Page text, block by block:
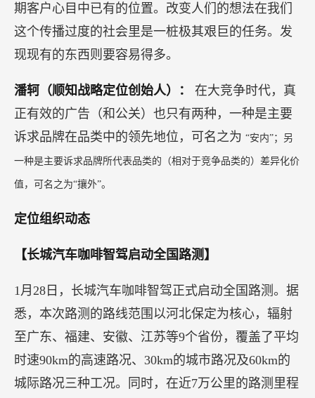
期客户心目中已有的位置。改变人们的想法在我们
这个传播过度的社会里是一桩极其艰巨的任务。发
现现有的东西则要容易得多。
潘轲（顺知战略定位创始人）： 在大竞争时代，真
正有效的广告（和公关）也只有两种，一种是主要
诉求品牌在品类中的领先地位，可名之为 “安内”；另
一种是主要诉求品牌所代表品类的（相对于竞争品类的）差异化价
值，可名之为“攘外”。
定位组织动态
【长城汽车咖啡智驾启动全国路测】
1月28日，长城汽车咖啡智驾正式启动全国路测。据
悉，本次路测的路线范围以河北保定为核心，辐射
至广东、福建、安徽、江苏等9个省份，覆盖了平均
时速90km的高速路况、30km的城市路况及60km的
城际路况三种工况。同时，在近7万公里的路测里程